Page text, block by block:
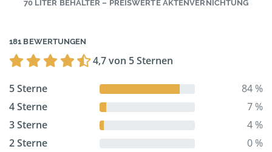
70 LITER BEHÄLTER – PREISWERTE AKTENVERNICHTUNG
181 BEWERTUNGEN
4,7 von 5 Sternen
5 Sterne
84 %
4 Sterne
7 %
3 Sterne
4 %
2 Sterne
0 %